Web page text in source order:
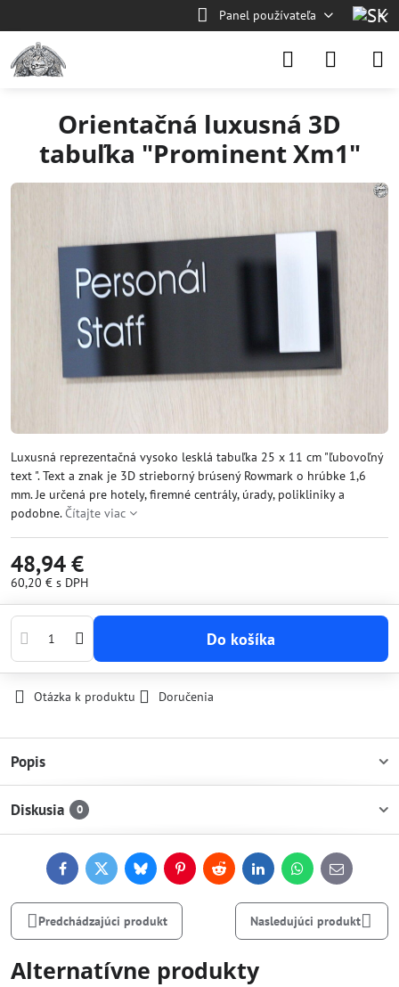
Panel používateľa
Orientačná luxusná 3D
tabuľka "Prominent Xm1"
Luxusná reprezentačná vysoko lesklá tabuľka 25 x 11 cm "ľubovoľný
text ". Text a znak je 3D strieborný brúsený Rowmark o hrúbke 1,6
mm. Je určená pre hotely, firemné centrály, úrady, polikliniky a
podobne.Čítajte viac
48,94 €
60,20 € s DPH
Do košíka
Otázka k produktu Doručenia
Popis
Diskusia 0
FacebookTwitterBlueskyPinterestReddit LinkedInWhatsApp
E-
mail
Predchádzajúci produkt Nasledujúci produkt
Alternatívne produkty